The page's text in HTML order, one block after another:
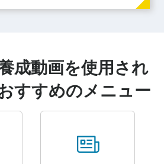
成動画を使用され
すすめのメニュー